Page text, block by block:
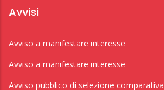
Avvisi
Avviso a manifestare interesse
Avviso a manifestare interesse
Avviso pubblico di selezione comparativa